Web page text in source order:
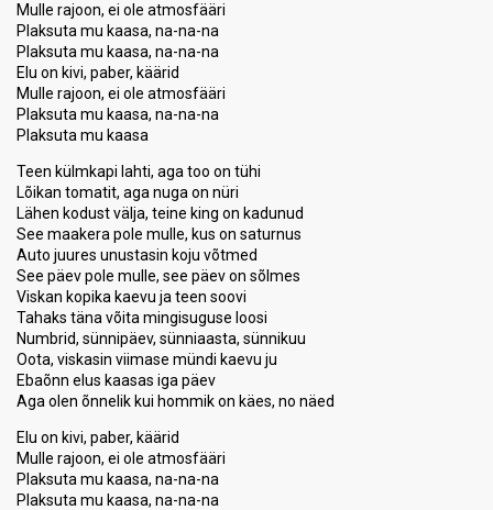
Mulle rajoon, ei ole atmosfääri
Plaksuta mu kaasa, na-na-na
Plaksuta mu kaasa, na-na-na
Elu on kivi, paber, käärid
Mulle rajoon, ei ole atmosfääri
Plaksuta mu kaasa, na-na-na
Plaksuta mu kaasa
Teen külmkapi lahti, aga too on tühi
Lõikan tomatit, aga nuga on nüri
Lähen kodust välja, teine king on kadunud
See maakera pole mulle, kus on saturnus
Auto juures unustasin koju võtmed
See päev pole mulle, see päev on sõlmes
Viskan kopika kaevu ja teen soovi
Tahaks täna võita mingisuguse loosi
Numbrid, sünnipäev, sünniaasta, sünnikuu
Oota, viskasin viimase mündi kaevu ju
Ebaõnn elus kaasas iga päev
Aga olen õnnelik kui hommik on käes, no näed
Elu on kivi, paber, käärid
Mulle rajoon, ei ole atmosfääri
Plaksuta mu kaasa, na-na-na
Plaksuta mu kaasa, na-na-na